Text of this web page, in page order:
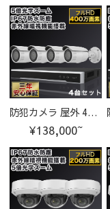
防犯カメラ 屋外 400万画素 光学レンズ搭載 IP67防塵防水 IPカメラ 4台セット
¥138,000~